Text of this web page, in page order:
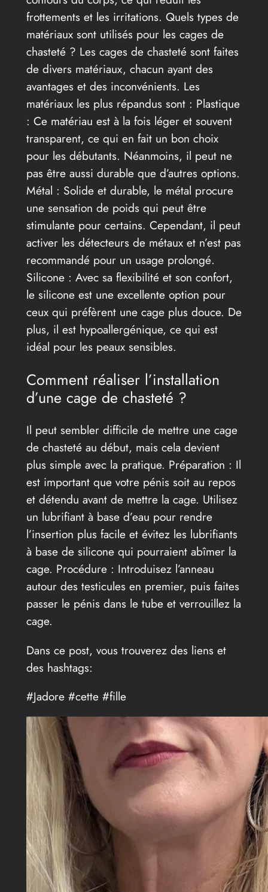
frottements et les irritations. Quels types de
matériaux sont utilisés pour les cages de
chasteté ? Les cages de chasteté sont faites
de divers matériaux, chacun ayant des
avantages et des inconvénients. Les
matériaux les plus répandus sont : Plastique
: Ce matériau est à la fois léger et souvent
transparent, ce qui en fait un bon choix
pour les débutants. Néanmoins, il peut ne
pas être aussi durable que d’autres options.
Métal : Solide et durable, le métal procure
une sensation de poids qui peut être
stimulante pour certains. Cependant, il peut
activer les détecteurs de métaux et n’est pas
recommandé pour un usage prolongé.
Silicone : Avec sa flexibilité et son confort,
le silicone est une excellente option pour
ceux qui préfèrent une cage plus douce. De
plus, il est hypoallergénique, ce qui est
idéal pour les peaux sensibles.
Comment réaliser l’installation
d’une cage de chasteté ?
Il peut sembler difficile de mettre une cage
de chasteté au début, mais cela devient
plus simple avec la pratique. Préparation : Il
est important que votre pénis soit au repos
et détendu avant de mettre la cage. Utilisez
un lubrifiant à base d’eau pour rendre
l’insertion plus facile et évitez les lubrifiants
à base de silicone qui pourraient abîmer la
cage. Procédure : Introduisez l’anneau
autour des testicules en premier, puis faites
passer le pénis dans le tube et verrouillez la
cage.
Dans ce post, vous trouverez des liens et
des hashtags:
#Jadore #cette #fille